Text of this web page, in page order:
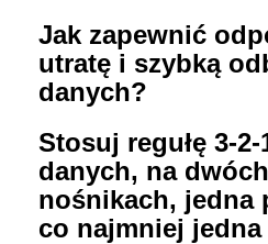
Jak zapewnić
utratę i szybką
danych?
Stosuj regułę 3-
danych, na
nośnikach, jedna
co najmniej